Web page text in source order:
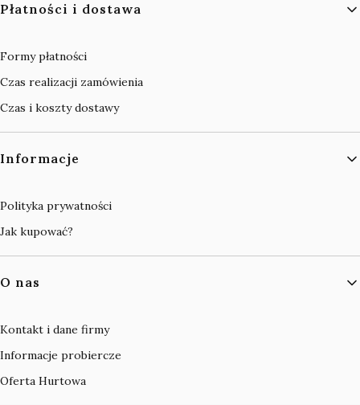
Płatności i dostawa
Formy płatności
Czas realizacji zamówienia
Czas i koszty dostawy
Informacje
Polityka prywatności
Jak kupować?
O nas
Kontakt i dane firmy
Informacje probiercze
Oferta Hurtowa